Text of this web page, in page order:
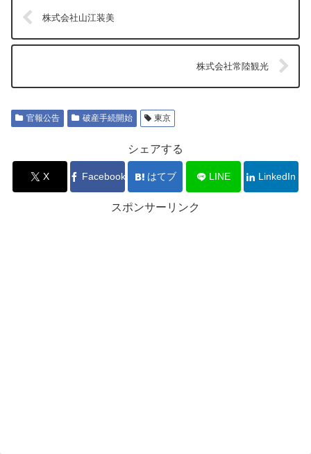
株式会社山江装美
株式会社常陸観光
官報公告 破産手続開始 東京
シェアする
X Facebook はてブ LINE LinkedIn
スポンサーリンク